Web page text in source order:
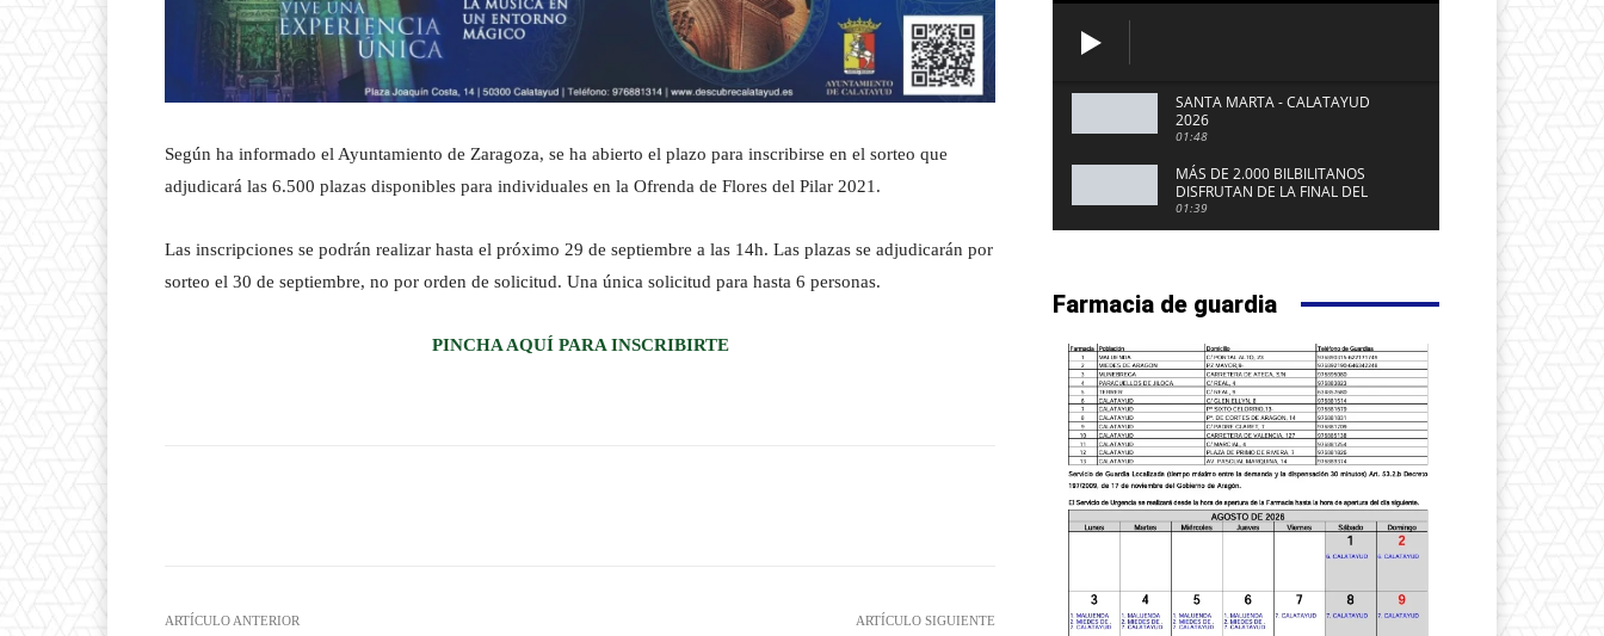
Según ha informado el Ayuntamiento de Zaragoza, se ha abierto el plazo para inscribirse en el sorteo que
adjudicará las 6.500 plazas disponibles para individuales en la Ofrenda de Flores del Pilar 2021.
Las inscripciones se podrán realizar hasta el próximo 29 de septiembre a las 14h. Las plazas se adjudicarán por
sorteo el 30 de septiembre, no por orden de solicitud. Una única solicitud para hasta 6 personas.
PINCHA AQUÍ PARA INSCRIBIRTE
ARTÍCULO ANTERIOR ARTÍCULO SIGUIENTE
SANTA MARTA - CALATAYUD
2026
01:48
MÁS DE 2.000 BILBILITANOS
DISFRUTAN DE LA FINAL DEL
MUNDIAL 2026 EN LA PLAZA DEL
FUERTE DE CALATAYUD
01:39
Farmacia de guardia